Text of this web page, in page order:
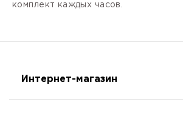
комплект каждых часов.
Интернет-магазин